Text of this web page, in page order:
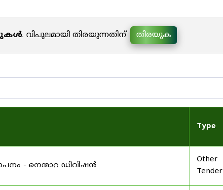
. വിപുലമായി തിരയുന്നതിന് തിരയുക
Type
- നെന്മാറ ഡിവിഷൻ
Other
Tender